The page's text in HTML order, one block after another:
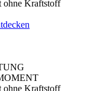
ohne Kraftstoff
ohne Kraftstoff